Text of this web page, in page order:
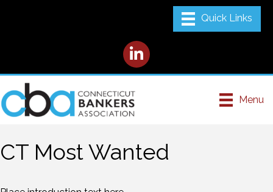
LinkedIn
Menu
CT Most Wanted